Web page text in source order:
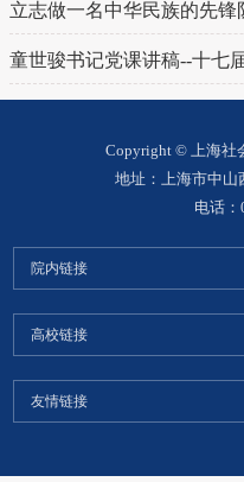
立志做一名中华民族的先锋
Copyright © 上海社
地址：上海市中山
电话：
院内链接
高校链接
友情链接